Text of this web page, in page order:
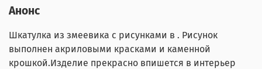
Анонс
Шкатулка из змеевика с рисунками в . Рисунок
выполнен акриловыми красками и каменной
крошкой.Изделие прекрасно впишется в интерьер